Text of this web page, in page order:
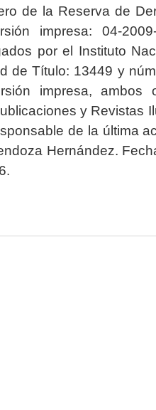
de la Reserva de
impresa: 04-2009-
por el Instituto
de Título: 13449 y
impresa, ambos
y Revistas
de la última
Hernández.